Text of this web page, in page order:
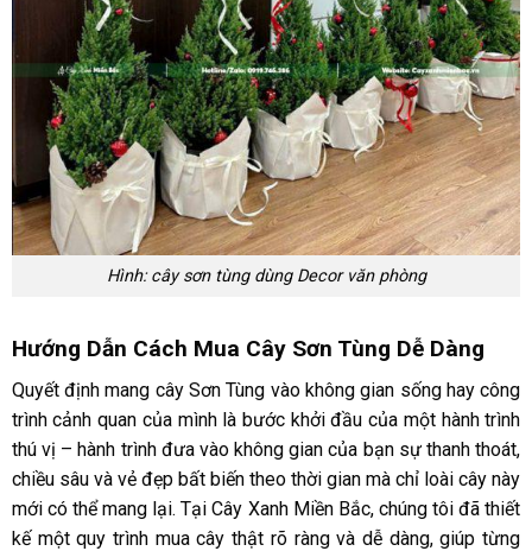
Hình: cây sơn tùng dùng Decor văn phòng
Hướng Dẫn Cách Mua Cây Sơn Tùng Dễ Dàng
Quyết định mang cây Sơn Tùng vào không gian sống hay công
trình cảnh quan của mình là bước khởi đầu của một hành trình
thú vị – hành trình đưa vào không gian của bạn sự thanh thoát,
chiều sâu và vẻ đẹp bất biến theo thời gian mà chỉ loài cây này
mới có thể mang lại. Tại Cây Xanh Miền Bắc, chúng tôi đã thiết
kế một quy trình mua cây thật rõ ràng và dễ dàng, giúp từng